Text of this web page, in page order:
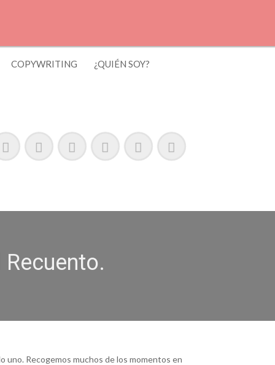
COPYWRITING ¿QUIÉN SOY?
Recuento.
uno. Recogemos muchos de los momentos en